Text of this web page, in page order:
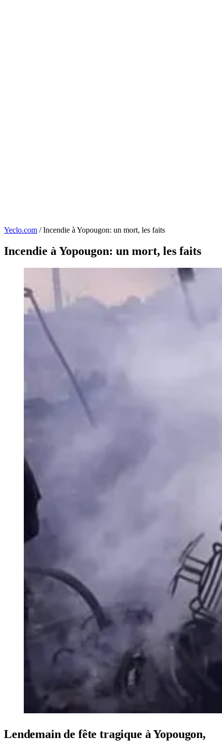
Yeclo.com / Incendie à Yopougon: un mort, les faits
Incendie à Yopougon: un mort, les faits
Lendemain de fête tragique à Yopougon,